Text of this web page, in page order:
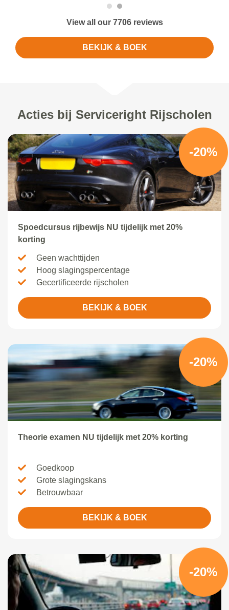
View all our 7706 reviews
BEKIJK & BOEK
Acties bij Serviceright Rijscholen
-20%
Spoedcursus rijbewijs NU tijdelijk met 20%
korting
Geen wachttijden
Hoog slagingspercentage
Gecertificeerde rijscholen
BEKIJK & BOEK
-20%
Theorie examen NU tijdelijk met 20% korting
Goedkoop
Grote slagingskans
Betrouwbaar
BEKIJK & BOEK
-20%